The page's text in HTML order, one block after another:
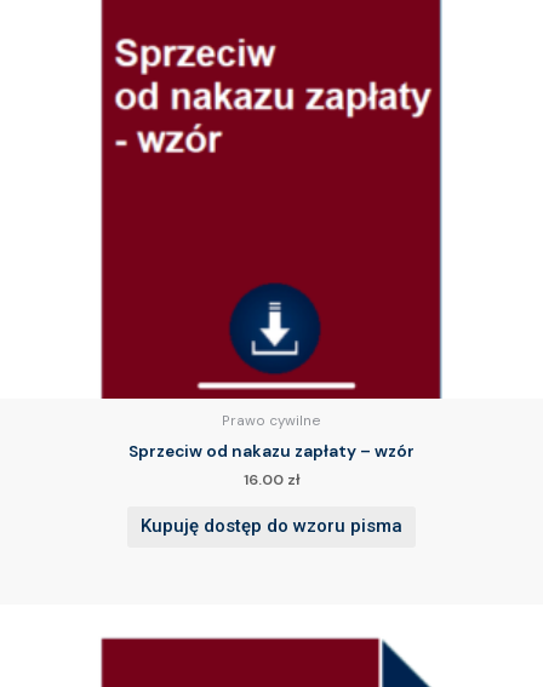
Prawo cywilne
Sprzeciw od nakazu zapłaty – wzór
16.00 zł
Kupuję dostęp do wzoru pisma